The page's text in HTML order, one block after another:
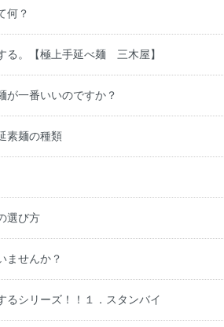
何？
る。【極上手延べ麺 三木屋】
が一番いいのですか？
素麺の種類
選び方
ませんか？
るシリーズ！！１．スタンバイ